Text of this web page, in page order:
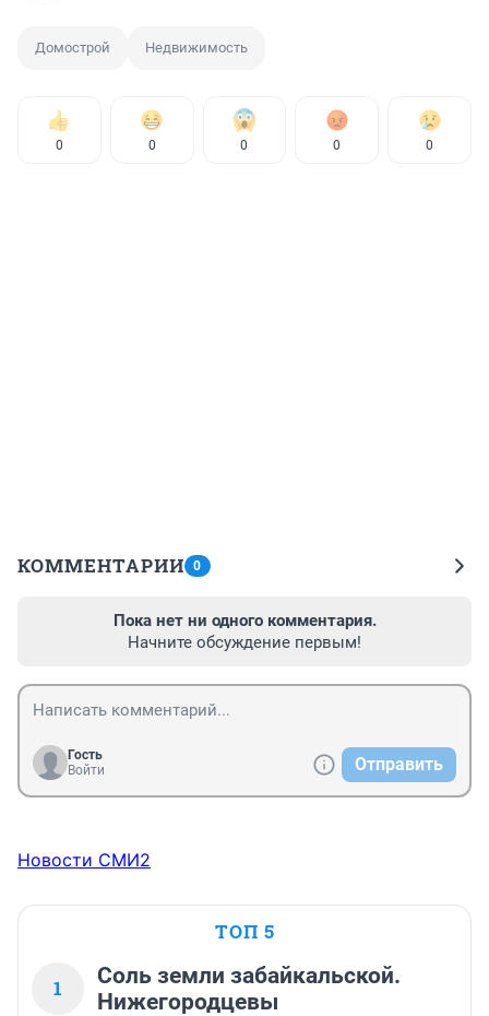
Домострой Недвижимость
0 0 0 0 0
КОММЕНТАРИИ 0
Пока нет ни одного комментария.
Начните обсуждение первым!
Гость
Войти
Отправить
Новости СМИ2
ТОП 5
1
Соль земли забайкальской.
Нижегородцевы